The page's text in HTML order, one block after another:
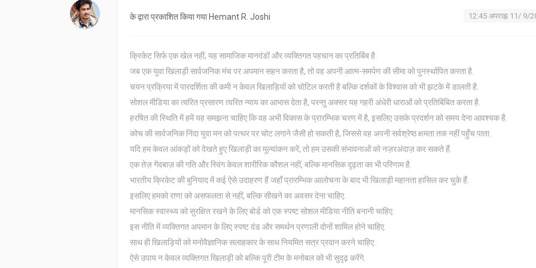
के द्वारा प्रकाशित किया गया Hemant R. Joshi 12:45 अपराह्न 11/ 9/
क्रिकेट सिर्फ एक खेल नहीं, यह सामाजिक मानदंडों और व्यक्तिगत पहचान का प्रतिबिंब है.
जब एक युवा खिलाड़ी सार्वजनिक मंच पर अपमान सहन करता है, तो वह अपनी आत्म-समर्पण की सीमा को पुनर्स्थापित करता है.
चयन प्रक्रिया में पारदर्शिता की कमी न केवल खिलाड़ियों को चोटिल करती है बल्कि दर्शकों के विश्वास को भी झटके में डालती है.
सोशल मीडिया का त्वरित प्रसारण त्वरित न्याय का आभास देता है, परन्तु अक्सर यह गहरी अंधेरी धाराओं को प्रतिबिंबित करता है.
हरषित की स्थिति में हमें यह समझना चाहिए कि वह अभी विकास के प्रारम्भिक चरण में है, इसलिए उसके प्रदर्शन को समय देना आवश्यक है.
कोच की सार्वजनिक निंदा युवा मन को पत्थर पर चोट लगाने जैसी हो सकती है, जिससे वह अपनी सर्वश्रेष्ठ क्षमता तक नहीं पहुँच पाता.
यदि हम केवल आंकड़ों को देखते हुए खिलाड़ी का मूल्यांकन करें, तो हम उसकी संभावनाओं को नज़रअंदाज़ कर सकते हैं.
एक तेज़ गेंदबाज़ की गति और स्विंग केवल शारीरिक कौशल नहीं, बल्कि मानसिक दृढ़ता का भी परिणाम है.
भारतीय क्रिकेट की बुनियाद में कई ऐसे उदाहरण हैं जहाँ प्रारम्भिक आलोचना के बाद भी खिलाड़ी महानता हासिल कर चुके हैं.
इसलिए हमको राणा को असफलता से नहीं, बल्कि सीखने का अवसर देना चाहिए.
मानसिक स्वास्थ्य को सुरक्षित रखने के लिए बोर्ड को एक स्पष्ट सोशल मीडिया नीति बनानी चाहिए.
इस नीति में व्यक्तिगत अपमान के लिए स्पष्ट दंड और समर्थन प्रणाली दोनों शामिल होने चाहिए.
साथ ही खिलाड़ियों को मनोवैज्ञानिक सलाहकार के साथ नियमित सत्र प्रदान करने चाहिए.
ऐसे उपाय न केवल व्यक्तिगत खिलाड़ी को बल्कि पूरी टीम के मनोबल को भी सुदृढ़ करेंगे.